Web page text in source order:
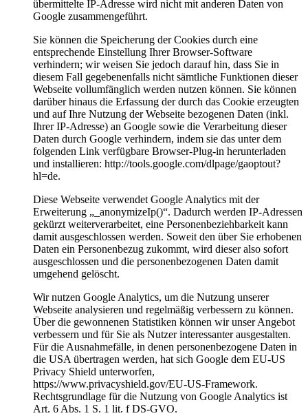
übermittelte IP-Adresse wird nicht mit anderen Daten von
Google zusammengeführt.
Sie können die Speicherung der Cookies durch eine
entsprechende Einstellung Ihrer Browser-Software
verhindern; wir weisen Sie jedoch darauf hin, dass Sie in
diesem Fall gegebenenfalls nicht sämtliche Funktionen dieser
Webseite vollumfänglich werden nutzen können. Sie können
darüber hinaus die Erfassung der durch das Cookie erzeugten
und auf Ihre Nutzung der Webseite bezogenen Daten (inkl.
Ihrer IP-Adresse) an Google sowie die Verarbeitung dieser
Daten durch Google verhindern, indem sie das unter dem
folgenden Link verfügbare Browser-Plug-in herunterladen
und installieren: http://tools.google.com/dlpage/gaoptout?
hl=de.
Diese Webseite verwendet Google Analytics mit der
Erweiterung „_anonymizeIp()“. Dadurch werden IP-Adressen
gekürzt weiterverarbeitet, eine Personenbeziehbarkeit kann
damit ausgeschlossen werden. Soweit den über Sie erhobenen
Daten ein Personenbezug zukommt, wird dieser also sofort
ausgeschlossen und die personenbezogenen Daten damit
umgehend gelöscht.
Wir nutzen Google Analytics, um die Nutzung unserer
Webseite analysieren und regelmäßig verbessern zu können.
Über die gewonnenen Statistiken können wir unser Angebot
verbessern und für Sie als Nutzer interessanter ausgestalten.
Für die Ausnahmefälle, in denen personenbezogene Daten in
die USA übertragen werden, hat sich Google dem EU-US
Privacy Shield unterworfen,
https://www.privacyshield.gov/EU-US-Framework.
Rechtsgrundlage für die Nutzung von Google Analytics ist
Art. 6 Abs. 1 S. 1 lit. f DS-GVO.